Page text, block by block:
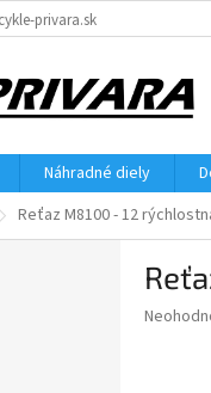
privara.sk
Náhradné diely
Reťaz M8100 - 12